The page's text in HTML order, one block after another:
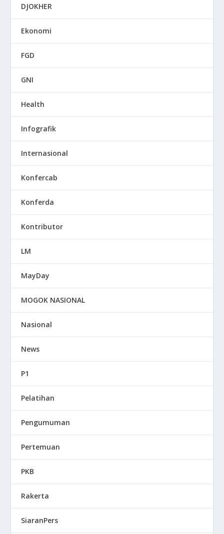
DJOKHER
Ekonomi
FGD
GNI
Health
Infografik
Internasional
Konfercab
Konferda
Kontributor
LM
MayDay
MOGOK NASIONAL
Nasional
News
P1
Pelatihan
Pengumuman
Pertemuan
PKB
Rakerta
SiaranPers